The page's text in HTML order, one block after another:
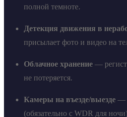
полной темноте.
Детекция движения в
присылает фото и видео на
Облачное хранение —
не потеряется.
Камеры на въезде/выезде —
(обязательно с WDR для